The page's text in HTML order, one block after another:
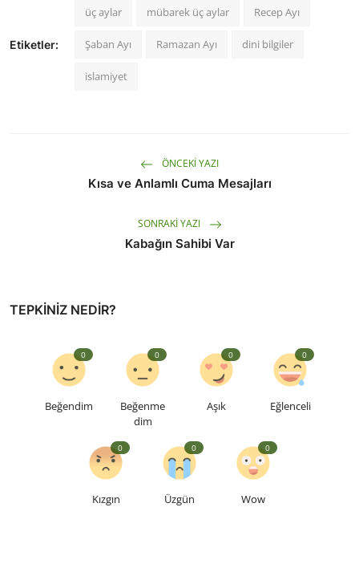
Etiketler:
üç aylar mübarek üç aylar Recep Ayı
Şaban Ayı Ramazan Ayı dini bilgiler
islamiyet
ÖNCEKI YAZI
Kısa ve Anlamlı Cuma Mesajları
SONRAKI YAZI
Kabağın Sahibi Var
TEPKINIZ NEDIR?
Beğendim
0
Beğenme
dim
0
Aşık
0
Eğlenceli
0
Kızgın
0
Üzgün
0
Wow
0